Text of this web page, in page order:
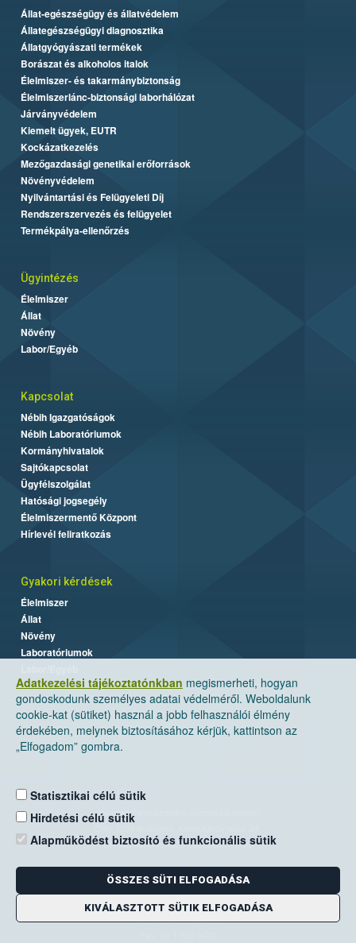
Adatkezelési tájékoztatónkban megismerheti, hogyan
gondoskodunk személyes adatai védelméről. Weboldalunk
cookie-kat (sütiket) használ a jobb felhasználói élmény
érdekében, melynek biztosításához kérjük, kattintson az
„Elfogadom” gombra.
Statisztikai célú sütik
Hirdetési célú sütik
Alapműködést biztosító és funkcionális sütik
ÖSSZES SÜTI ELFOGADÁSA
KIVÁLASZTOTT SÜTIK ELFOGADÁSA
Állat-egészségügy és állatvédelem
Állategészségügyi diagnosztika
Állatgyógyászati termékek
Borászat és alkoholos italok
Élelmiszer- és takarmánybiztonság
Élelmiszerlánc-biztonsági laborhálózat
Járványvédelem
Kiemelt ügyek, EUTR
Kockázatkezelés
Mezőgazdasági genetikai erőforrások
Növényvédelem
Nyilvántartási és Felügyeleti Díj
Rendszerszervezés és felügyelet
Termékpálya-ellenőrzés
Ügyintézés
Élelmiszer
Állat
Növény
Labor/Egyéb
Kapcsolat
Nébih Igazgatóságok
Nébih Laboratóriumok
Kormányhivatalok
Sajtókapcsolat
Ügyfélszolgálat
Hatósági jogsegély
Élelmiszermentő Központ
Hírlevél feliratkozás
Gyakori kérdések
Élelmiszer
Állat
Növény
Laboratóriumok
Nemzeti Élelmiszerlánc-biztonsági Hivatal
Levelezési cím: 1525 Budapest. Pf. 30.
E-mail:ugyfelszolgalat@nebih.gov.hu
Zöld szám: 06-80/263-244
Telefon: 06-1/ 336-9000